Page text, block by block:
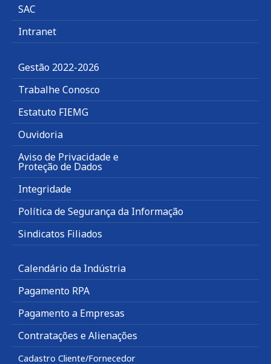
SAC
Intranet
Gestão 2022-2026
Trabalhe Conosco
Estatuto FIEMG
Ouvidoria
Aviso de Privacidade e
Proteção de Dados
Integridade
Política de Segurança da Informação
Sindicatos Filiados
Calendário da Indústria
Pagamento RPA
Pagamento a Empresas
Contratações e Alienações
Cadastro Cliente/Fornecedor